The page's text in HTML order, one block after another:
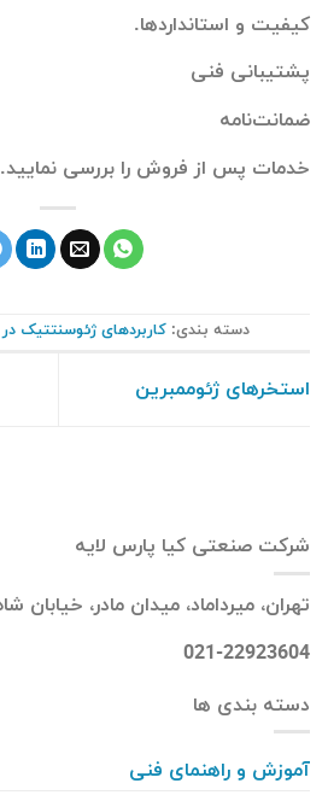
شرکت صنعتی کیا پارس لایه
تهران، میرداماد، میدان مادر، خیابان
021-22923604
دسته بندی ها
آموزش و راهنمای فنی
کیفیت و استانداردها.
پشتیبانی فنی
ضمانت‌نامه
خدمات پس از فروش را بررسی نمایید.
دسته بندی:کاربردهای ژئوسنتتیک در
استخرهای ژئوممبرین